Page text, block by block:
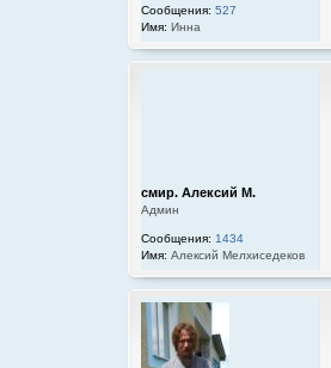
Сообщения: 527
Имя: Инна
смир. Алексий М.
Админ
Сообщения: 1434
Имя: Алексий Мелхиседеков